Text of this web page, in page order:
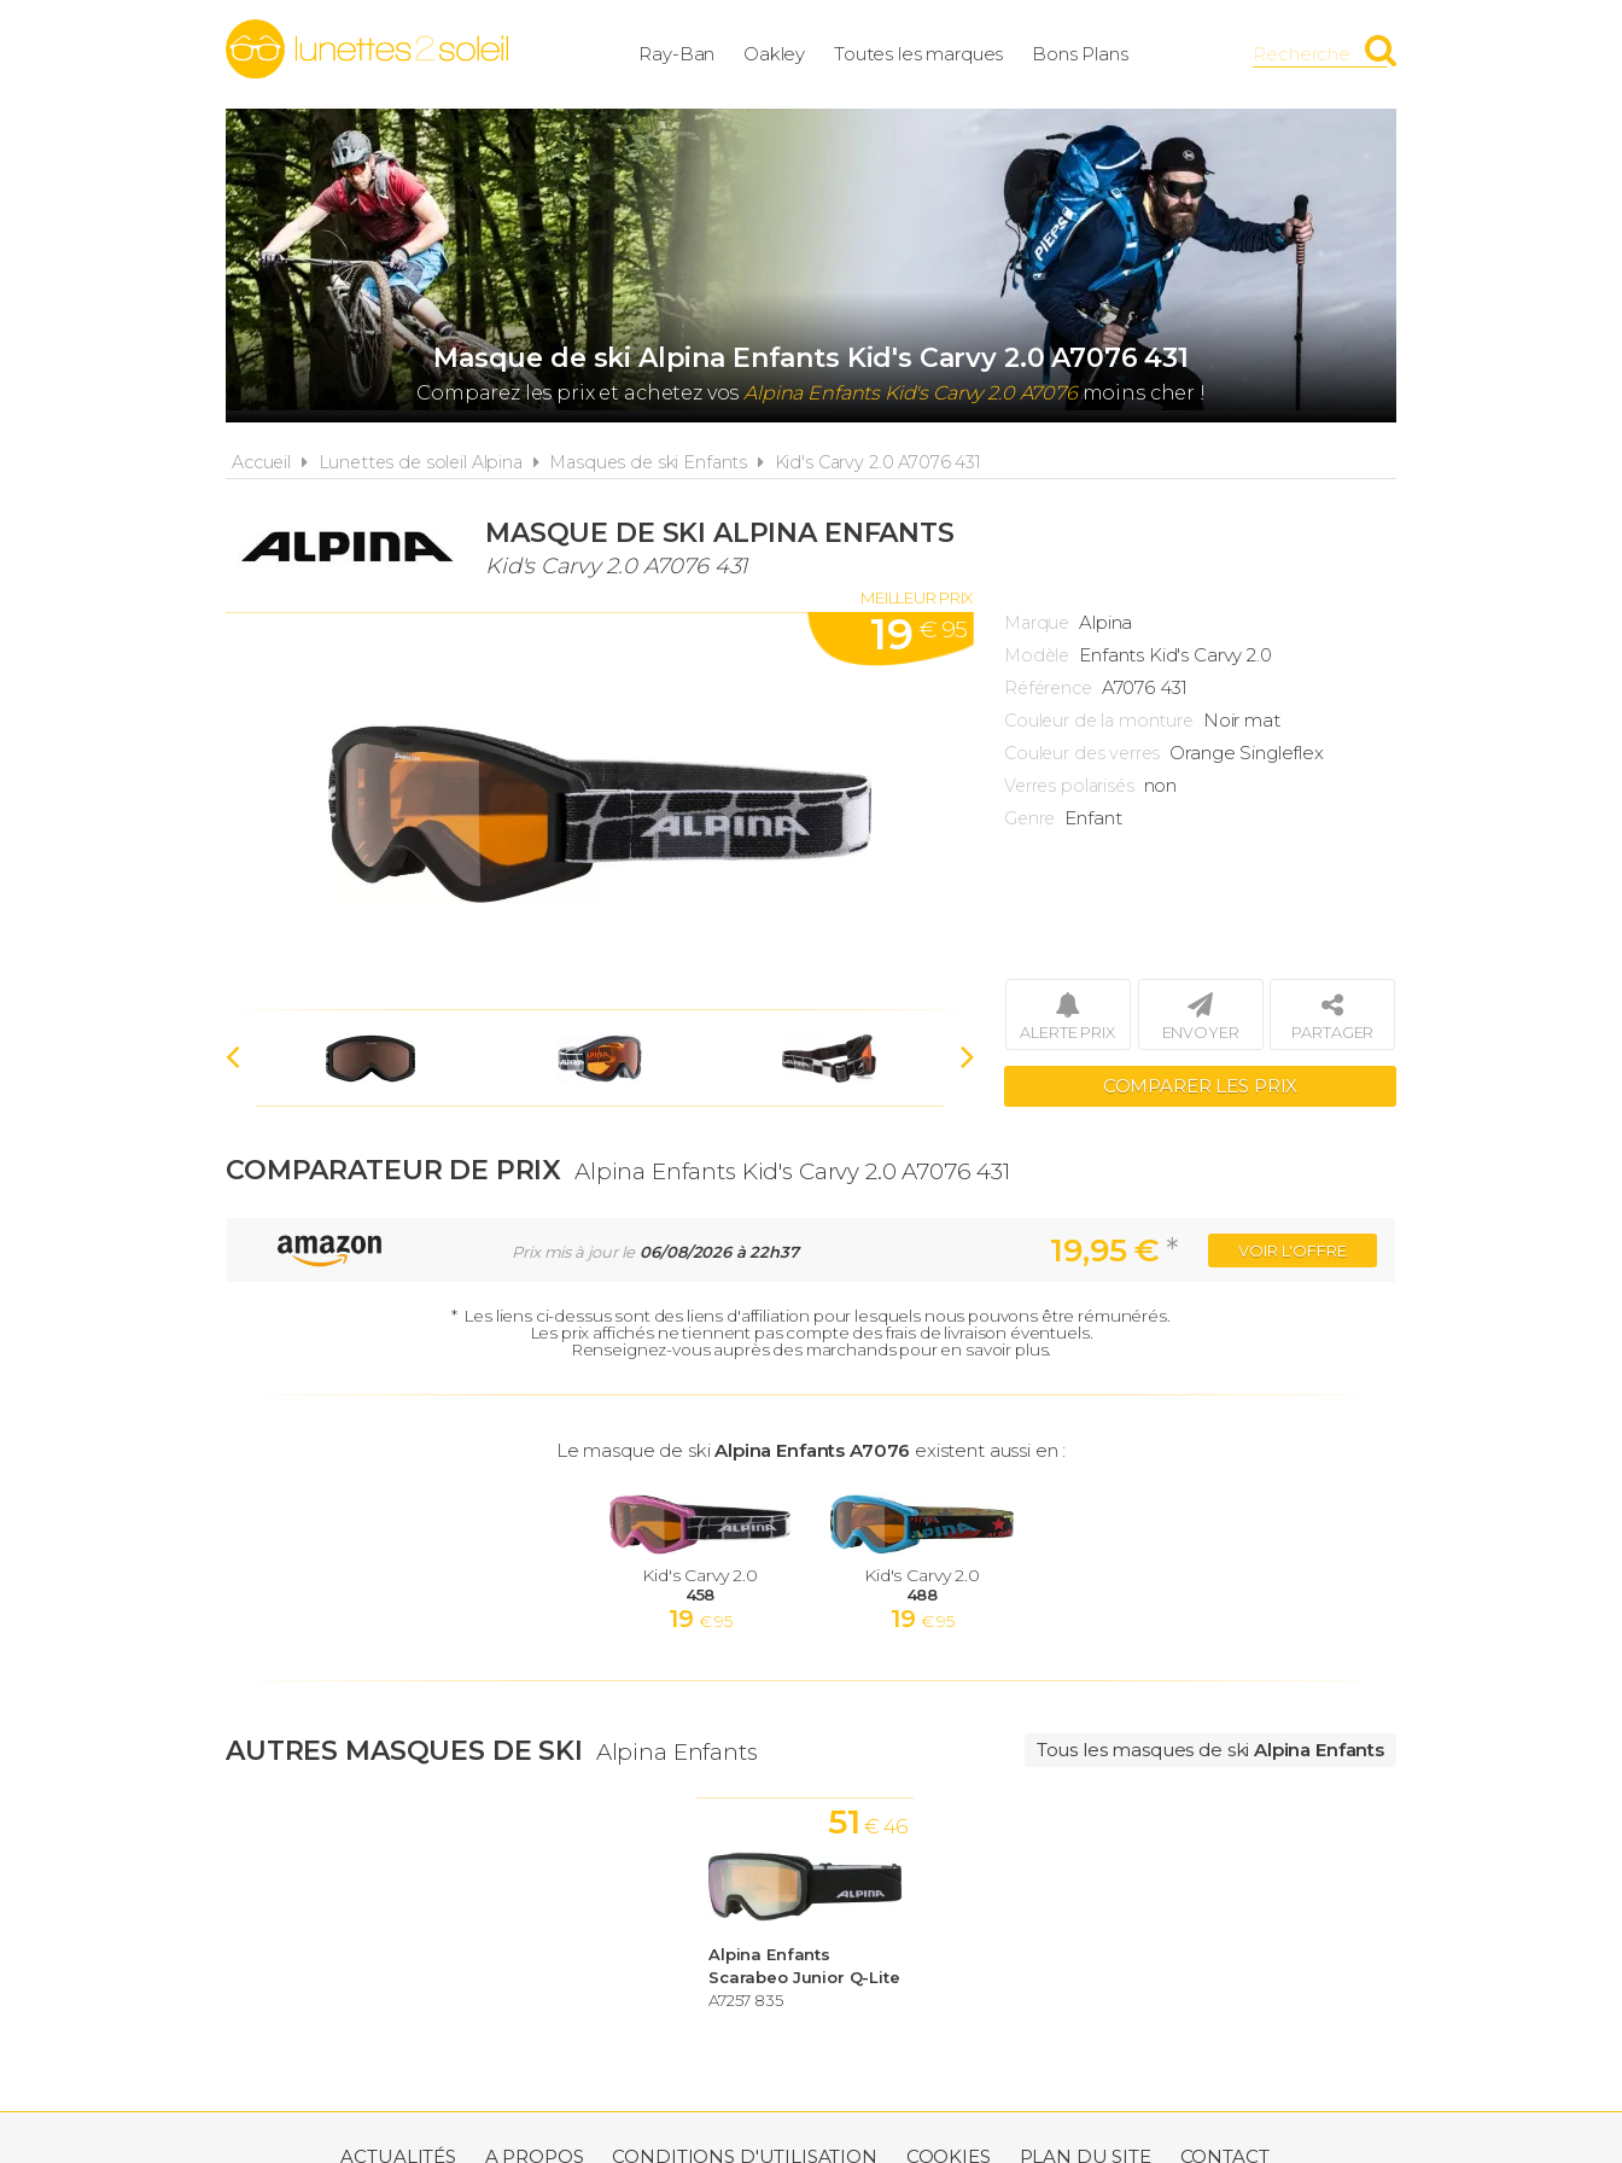
Ray-Ban Oakley Toutes les marques Bons Plans Recherche
Masque de ski Alpina Enfants Kid's Carvy 2.0 A7076 431
Comparez les prix et achetez vosAlpina Enfants Kid's Carvy 2.0 A7076moins cher !
Accueil Lunettes de soleil Alpina Masques de ski Enfants Kid's Carvy 2.0 A7076 431
MASQUE DE SKI ALPINA ENFANTS
Kid's Carvy 2.0 A7076 431
MEILLEUR PRIX
19 € 95 Marque Alpina
Modèle Enfants Kid's Carvy 2.0
Référence A7076 431
Couleur de la monture Noir mat
Couleur des verres Orange Singleflex
Verres polarisés non
Genre Enfant
ALERTE PRIX ENVOYER PARTAGER
COMPARER LES PRIX
COMPARATEUR DE PRIX Alpina Enfants Kid's Carvy 2.0 A7076 431
Prix mis à jour le 06/08/2026 à 22h37 19,95 € * VOIR L'OFFRE
* Les liens ci-dessus sont des liens d'affiliation pour lesquels nous pouvons être rémunérés.
Les prix affichés ne tiennent pas compte des frais de livraison éventuels.
Renseignez-vous auprès des marchands pour en savoir plus.
Le masque de skiAlpina Enfants A7076 existent aussi en :
Kid's Carvy 2.0
458
19 € 95
Kid's Carvy 2.0
488
19 € 95
AUTRES MASQUES DE SKI Alpina Enfants Tous les masques de skiAlpina Enfants
Alpina Enfants
Scarabeo Junior Q-Lite
A7257 835
51 € 46
ACTUALITÉS A PROPOS CONDITIONS D'UTILISATION COOKIES PLAN DU SITE CONTACT